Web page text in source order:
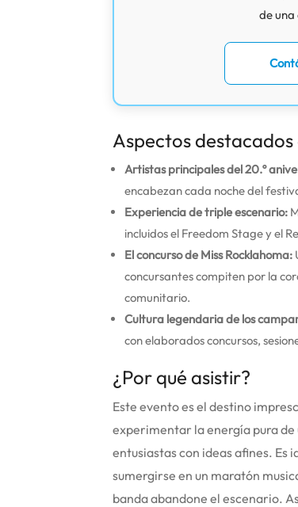
de una
Aspectos
Artistas principales del 20.º
encabezan cada noche del
Experiencia de triple escenario:
incluidos el Freedom Stage y el
El concurso de Miss Rocklahoma:
concursantes compiten por la
comunitario.
Cultura legendaria de los
con elaborados concursos,
¿Por qué asistir?
Este evento es el destino
experimentar la energía pura de
entusiastas con ideas afines. Es
sumergirse en un maratón
banda abandone el escenario.